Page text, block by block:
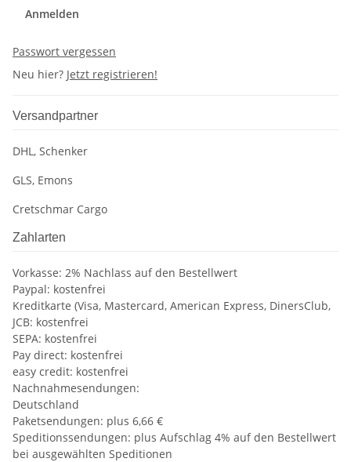
Anmelden
Passwort vergessen
Neu hier? Jetzt registrieren!
Versandpartner
DHL, Schenker
GLS, Emons
Cretschmar Cargo
Zahlarten
Vorkasse: 2% Nachlass auf den Bestellwert
Paypal: kostenfrei
Kreditkarte (Visa, Mastercard, American Express, DinersClub,
JCB: kostenfrei
SEPA: kostenfrei
Pay direct: kostenfrei
easy credit: kostenfrei
Nachnahmesendungen:
Deutschland
Paketsendungen: plus 6,66 €
Speditionssendungen: plus Aufschlag 4% auf den Bestellwert
bei ausgewählten Speditionen